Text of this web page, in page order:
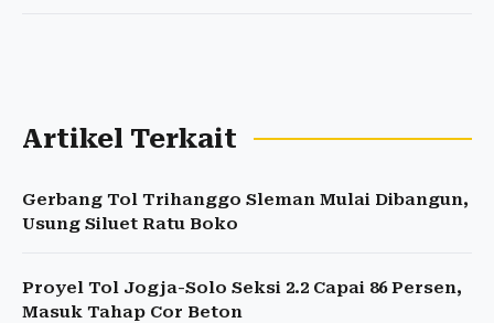
Artikel Terkait
Gerbang Tol Trihanggo Sleman Mulai Dibangun,
Usung Siluet Ratu Boko
Proyel Tol Jogja-Solo Seksi 2.2 Capai 86 Persen,
Masuk Tahap Cor Beton